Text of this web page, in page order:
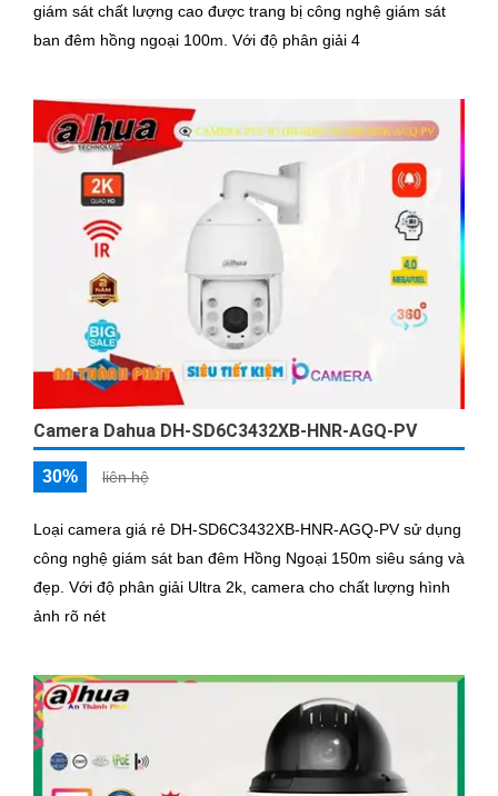
giám sát chất lượng cao được trang bị công nghệ giám sát
ban đêm hồng ngoại 100m. Với độ phân giải 4
Camera Dahua DH-SD6C3432XB-HNR-AGQ-PV
30% liên hệ
Loại camera giá rẻ DH-SD6C3432XB-HNR-AGQ-PV sử dụng
công nghệ giám sát ban đêm Hồng Ngoại 150m siêu sáng và
đẹp. Với độ phân giải Ultra 2k, camera cho chất lượng hình
ảnh rõ nét